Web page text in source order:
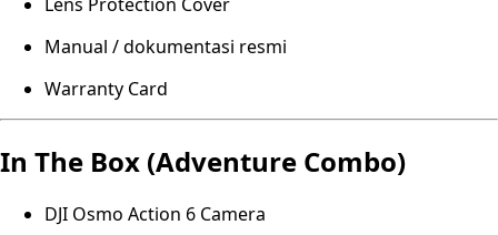
Manual / dokumentasi resmi
Warranty Card
In The Box (Adventure Combo)
DJI Osmo Action 6 Camera